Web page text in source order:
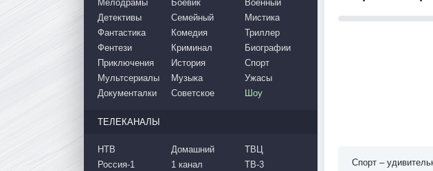
Спорт –
Мелодрамы
Детективы
Фантастика
Боевик
Семейный
Комедия
Военный
Мистика
Триллер
Фентези
Приключения
Мультсериалы
Документалки
Криминал
История
Музыка
Советское
Биографии
Спорт
Ужасы
Шоу
ТЕЛЕКАНАЛЫ
НТВ
Россия-1
Домашний
1 канал
ТВЦ
ТВ-3